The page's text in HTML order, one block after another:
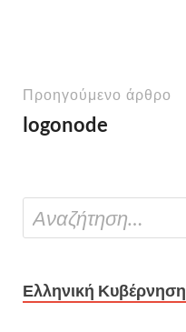
Προηγούμενο άρθρο
logonode
Ελληνική Κυβέρνηση